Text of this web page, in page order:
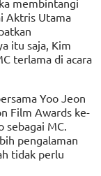
membintangi
Aktris Utama
itu saja, Kim
terlama di acara
Yoo Jeon
Film Awards ke-
sebagai MC.
pengalaman
tidak perlu